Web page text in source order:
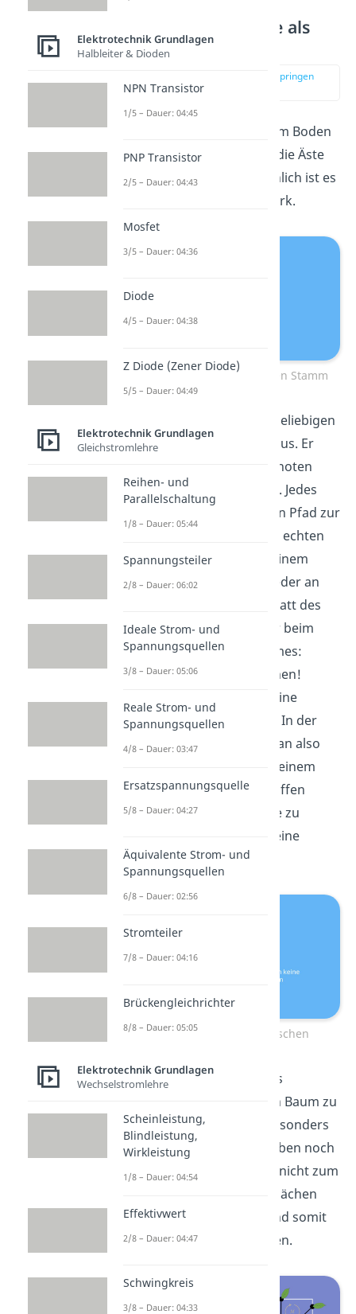
Vollständige Bäume als
Spezialfall
zur Stelle im Video springen
(03:30)
Wie sind die Blätter mit dem Boden
verbunden? Na klar, über die Äste
und den Stamm! Ganz ähnlich ist es
auch hier in einem Netzwerk.
Ein Baum hat Äste und einen Stamm
Dazu suchst du dir einen beliebigen
Knoten als deinen Boden aus. Er
heißt Wurzelknoten. Die Knoten
ganz außen heißen Blätter. Jedes
Blatt hat nur einen einzigen Pfad zur
Wurzel. Also wie bei einem echten
Baum. Alle Äste enden in einem
Blatt, kein Blatt wächst wieder an
einem anderen Ast oder Blatt des
Baumes an. Damit sind wir beim
Hauptmerkmal eines Baumes:
Bäume bilden keine Maschen!
Vollständige Bäume sind eine
spezielle Art von Graphen. In der
Graphentheorie spricht man also
von einem Baum, wenn in einem
Graphen alle Knoten getroffen
werden, ohne eine Masche zu
bilden. Es werden somit keine
Flächen eingeschlossen.
Bäume bilden keine Maschen
Schauen wir uns folgendes
Netzwerk genauer an. Den Baum zu
entdecken ist hier nicht besonders
schwer. Wie du siehst, bleiben noch
ein paar Zweige übrig, die nicht zum
Baum gehören, da sonst Flächen
eingeschlossen werden und somit
Maschen entstehen würden.
Elektrotechnik Grundlagen
Halbleiter & Dioden
NPN Transistor
1/5 – Dauer: 04:45
PNP Transistor
2/5 – Dauer: 04:43
Mosfet
3/5 – Dauer: 04:36
Diode
4/5 – Dauer: 04:38
Z Diode (Zener Diode)
5/5 – Dauer: 04:49
Elektrotechnik Grundlagen
Gleichstromlehre
Reihen- und
Parallelschaltung
1/8 – Dauer: 05:44
Spannungsteiler
2/8 – Dauer: 06:02
Ideale Strom- und
Spannungsquellen
3/8 – Dauer: 05:06
Reale Strom- und
Spannungsquellen
4/8 – Dauer: 03:47
Ersatzspannungsquelle
5/8 – Dauer: 04:27
Äquivalente Strom- und
Spannungsquellen
6/8 – Dauer: 02:56
Stromteiler
7/8 – Dauer: 04:16
Brückengleichrichter
8/8 – Dauer: 05:05
Elektrotechnik Grundlagen
Wechselstromlehre
Scheinleistung,
Blindleistung,
Wirkleistung
1/8 – Dauer: 04:54
Effektivwert
2/8 – Dauer: 04:47
Schwingkreis
3/8 – Dauer: 04:33